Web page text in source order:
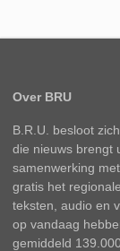
Over BRU
B.R.U. besloot
die nieuws brengt
samenwerking
gratis het
teksten, audio en
op vandaag
gemiddeld